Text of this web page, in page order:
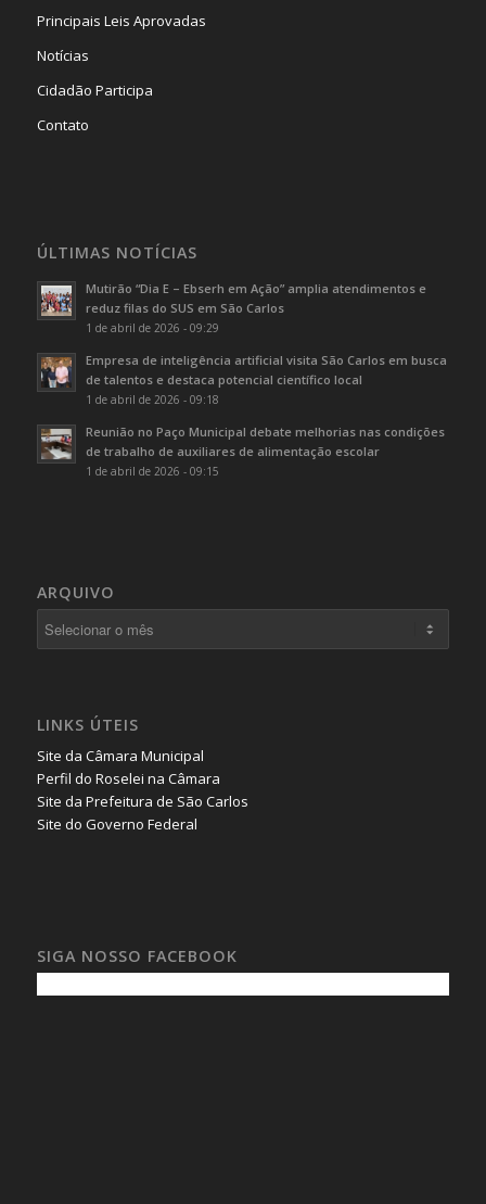
Principais Leis Aprovadas
Notícias
Cidadão Participa
Contato
ÚLTIMAS NOTÍCIAS
Mutirão “Dia E – Ebserh em Ação” amplia atendimentos e
reduz filas do SUS em São Carlos
1 de abril de 2026 - 09:29
Empresa de inteligência artificial visita São Carlos em busca
de talentos e destaca potencial científico local
1 de abril de 2026 - 09:18
Reunião no Paço Municipal debate melhorias nas condições
de trabalho de auxiliares de alimentação escolar
1 de abril de 2026 - 09:15
ARQUIVO
LINKS ÚTEIS
Site da Câmara Municipal
Perfil do Roselei na Câmara
Site da Prefeitura de São Carlos
Site do Governo Federal
SIGA NOSSO FACEBOOK